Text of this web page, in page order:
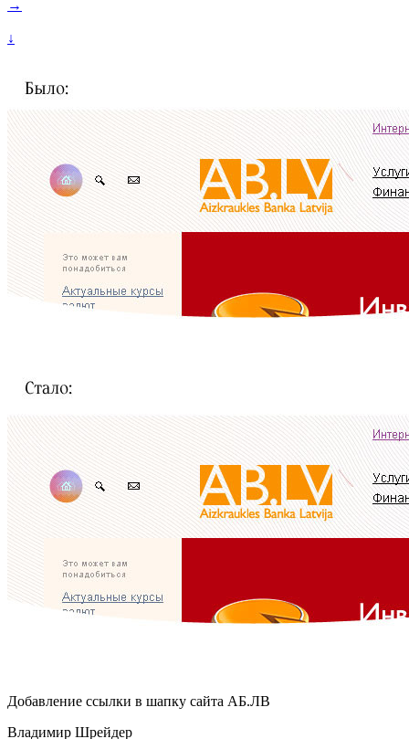
→
↓
Добавление ссылки в шапку сайта АБ.ЛВ
Владимир Шрейдер